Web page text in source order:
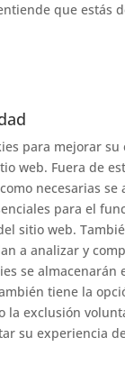
que estás
para mejorar su
web. Fuera de
necesarias se
para el
sitio web.
a analizar y
se almacenarán
tiene la
la exclusión
su experiencia